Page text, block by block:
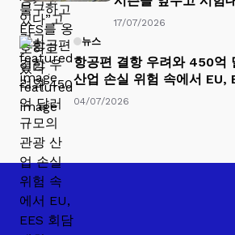
17/07/2026
뉴스
항공편 결항 우려와 450억
산업 손실 위험 속에서 EU,
04/07/2026